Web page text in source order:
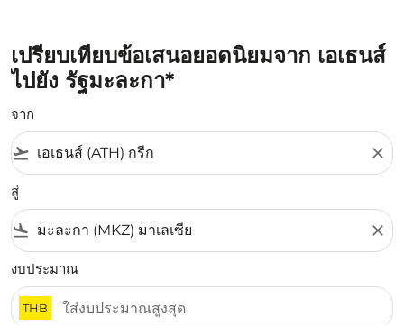
เปรียบเทียบข้อเสนอยอดนิยมจาก เอเธนส์
ไปยัง รัฐมะละกา*
จาก
flight_takeoff close
สู่
flight_land close
งบประมาณ
THB